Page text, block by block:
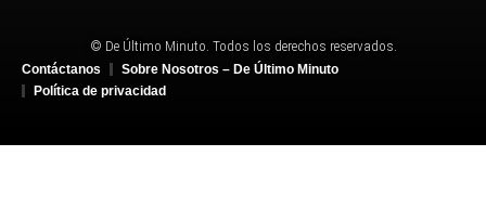
© De Último Minuto. Todos los derechos reservados.
Contáctanos
Sobre Nosotros – De Último Minuto
Política de privacidad